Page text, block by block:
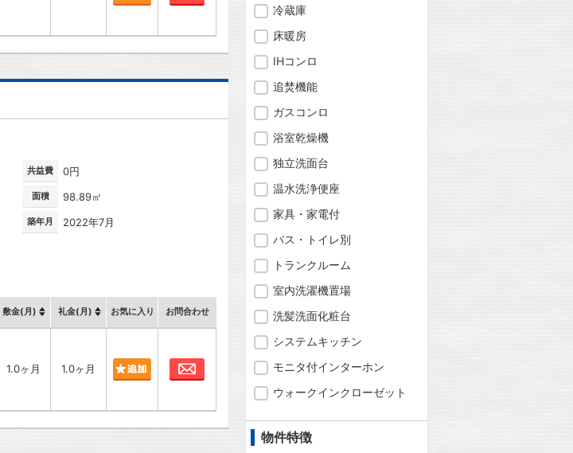
共益費 0円
面積 98.89㎡
築年月 2022年7月
敷金(月) 礼金(月) お気に入り お問合わせ
1.0ヶ月 1.0ヶ月 お問合わせ
冷蔵庫
床暖房
IHコンロ
追焚機能
ガスコンロ
浴室乾燥機
独立洗面台
温水洗浄便座
家具・家電付
バス・トイレ別
トランクルーム
室内洗濯機置場
洗髪洗面化粧台
システムキッチン
モニタ付インターホン
ウォークインクローゼット
物件特徴